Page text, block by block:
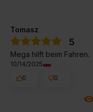
Tomasz
5
Mega hilft beim Fahren.
10/14/2025
0
0